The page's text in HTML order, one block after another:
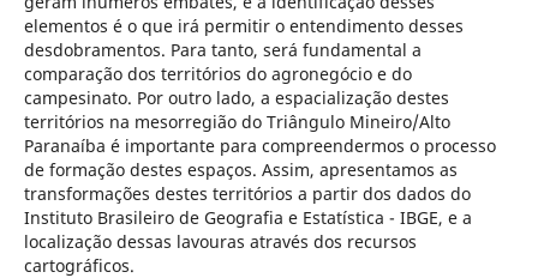
elementos é o que irá permitir o entendimento desses
desdobramentos. Para tanto, será fundamental a
comparação dos territórios do agronegócio e do
campesinato. Por outro lado, a espacialização destes
territórios na mesorregião do Triângulo Mineiro/Alto
Paranaíba é importante para compreendermos o processo
de formação destes espaços. Assim, apresentamos as
transformações destes territórios a partir dos dados do
Instituto Brasileiro de Geografia e Estatística - IBGE, e a
localização dessas lavouras através dos recursos
cartográficos.